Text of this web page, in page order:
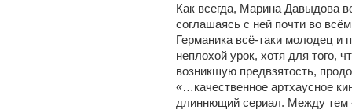
Как всегда, Марина Давыдова
соглашаясь с ней почти во
Германика всё-таки молодец и
неплохой урок, хотя для того,
возникшую предвзятость,
«…качественное артхаусное
длиннющий сериал. Между тем